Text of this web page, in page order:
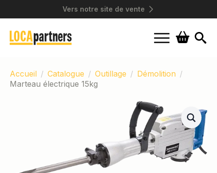
Vers notre site de vente
Accueil
Catalogue Outillage
Démolition
Marteau électrique 15kg